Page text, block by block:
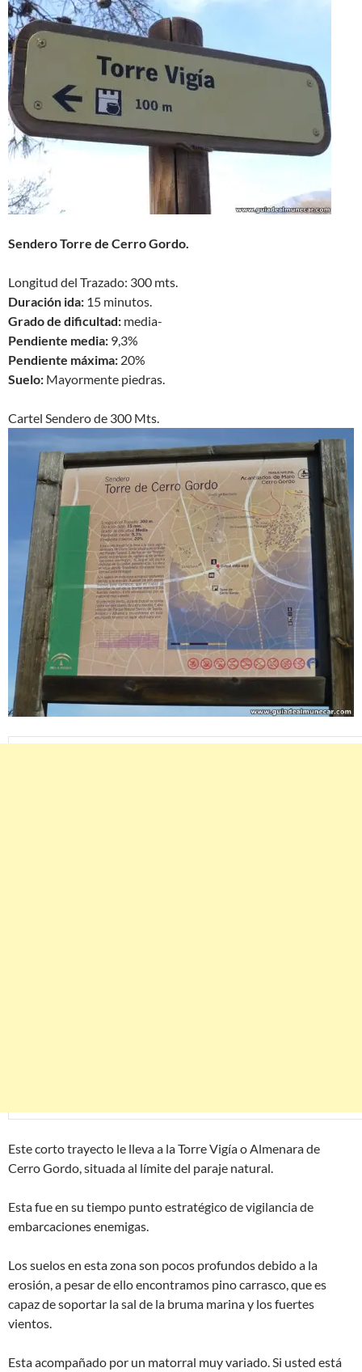
Sendero Torre de Cerro Gordo.
Longitud del Trazado: 300 mts.
Duración ida: 15 minutos.
Grado de dificultad: media-
Pendiente media: 9,3%
Pendiente máxima: 20%
Suelo: Mayormente piedras.
Cartel Sendero de 300 Mts.
Este corto trayecto le lleva a la Torre Vigía o Almenara de
Cerro Gordo, situada al límite del paraje natural.
Esta fue en su tiempo punto estratégico de vigilancia de
embarcaciones enemigas.
Los suelos en esta zona son pocos profundos debido a la
erosión, a pesar de ello encontramos pino carrasco, que es
capaz de soportar la sal de la bruma marina y los fuertes
vientos.
Esta acompañado por un matorral muy variado. Si usted está